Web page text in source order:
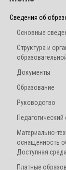
Сведения об
Основные
Структура и
Документы
Образование
Руководство
Педагогический
Материально-
оснащенность
Доступная среда
Платные